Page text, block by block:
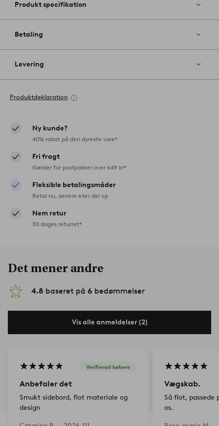
Produkt specifikation
Betaling
Levering
Produktdeklaration
Ny kunde?
40% rabat på den dyreste vare*
Fri fragt
Gælder for postpakker over 649 kr*
Fleksible betalingsmåder
Betal nu, senere eller del op
Nem retur
30 dages returret*
Det mener andre
4.8 baseret på 6 bedømmelser
Vis alle anmeldelser (2)
Verifierad købere
Anbefaler det
Smukt sidebord, flot materiale og
design
Vægskab.
Så flot, passede
os.